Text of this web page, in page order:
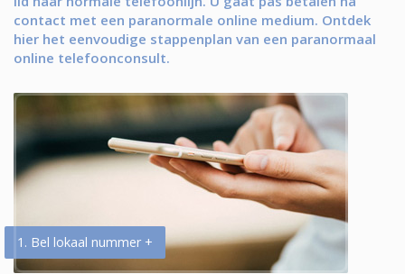
contact met een paranormale online medium. Ontdek
hier het eenvoudige stappenplan van een paranormaal
online telefoonconsult.
1. Bel lokaal nummer +